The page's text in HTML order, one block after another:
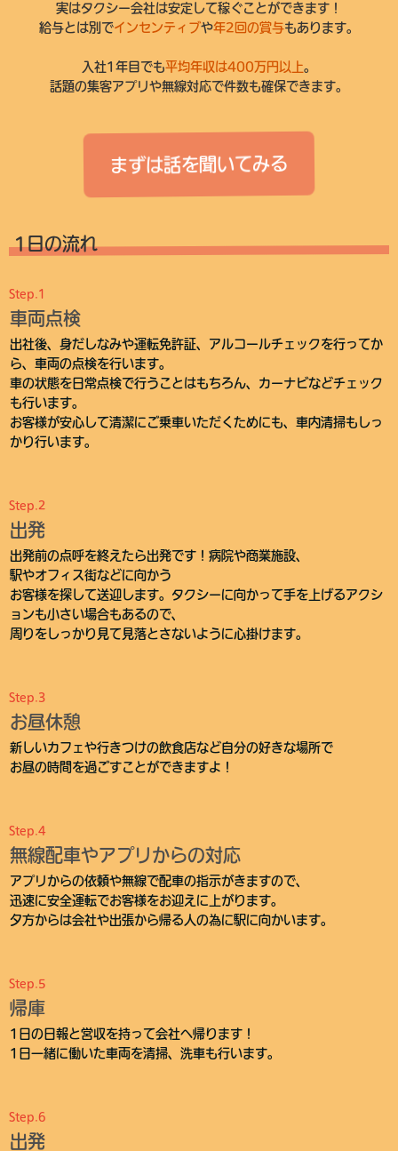
実はタクシー会社は安定して稼ぐことができます！
給与とは別でインセンティブや年2回の賞与もあります。
入社1年目でも平均年収は400万円以上。
話題の集客アプリや無線対応で件数も確保できます。
まずは話を聞いてみる
1日の流れ
Step.1
車両点検
出社後、身だしなみや運転免許証、アルコールチェックを行ってか
ら、車両の点検を行います。
車の状態を日常点検で行うことはもちろん、カーナビなどチェック
も行います。
お客様が安心して清潔にご乗車いただくためにも、車内清掃もしっ
かり行います。
Step.2
出発
出発前の点呼を終えたら出発です！病院や商業施設、
駅やオフィス街などに向かう
お客様を探して送迎します。タクシーに向かって手を上げるアクシ
ョンも小さい場合もあるので、
周りをしっかり見て見落とさないように心掛けます。
Step.3
お昼休憩
新しいカフェや行きつけの飲食店など自分の好きな場所で
お昼の時間を過ごすことができますよ！
Step.4
無線配車やアプリからの対応
アプリからの依頼や無線で配車の指示がきますので、
迅速に安全運転でお客様をお迎えに上がります。
夕方からは会社や出張から帰る人の為に駅に向かいます。
Step.5
帰庫
1日の日報と営収を持って会社へ帰ります！
1日一緒に働いた車両を清掃、洗車も行います。
Step.6
出発